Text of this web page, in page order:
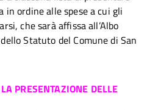
in ordine alle spese a cui gli
che sarà affissa all’Albo
Statuto del Comune di San
PRESENTAZIONE DELLE